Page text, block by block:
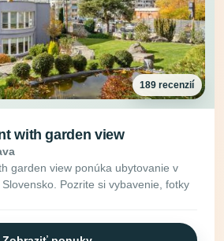
189 recenzií
with garden view
garden view ponúka ubytovanie v
Pozrite si vybavenie, fotky